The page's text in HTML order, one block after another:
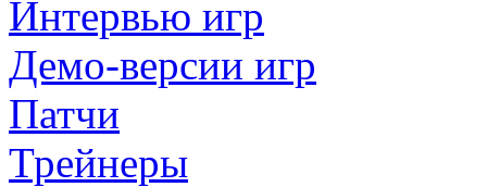
Интервью игр
Демо-версии игр
Патчи
Трейнеры